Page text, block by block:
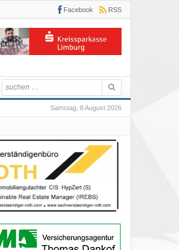
Facebook RSS
Samstag, 8 August 2026